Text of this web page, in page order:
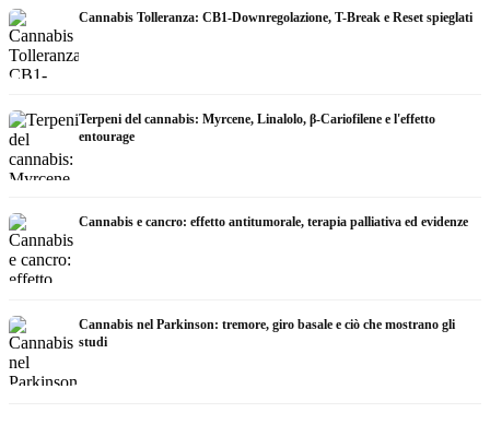
Cannabis Tolleranza: CB1-Downregolazione, T-Break e Reset spieglati
Terpeni del cannabis: Myrcene, Linalolo, β-Cariofilene e l'effetto
entourage
Cannabis e cancro: effetto antitumorale, terapia palliativa ed evidenze
Cannabis nel Parkinson: tremore, giro basale e ciò che mostrano gli
studi